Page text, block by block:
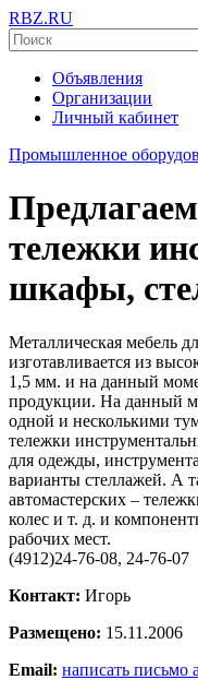
RBZ.RU
Объявления
Организации
Личный кабинет
Промышленное
тележки
шкафы,
Металлическая мебель
изготавливается из
1,5 мм. и на данный
продукции. На данный
одной и несколькими
тележки
для одежды,
варианты стеллажей. А
автомастерских –
колес и т. д. и
рабочих мест.
(4912)24-76-08, 24-76-07
Контакт: Игорь
Размещено: 15.11.2006
Email: написать письмо